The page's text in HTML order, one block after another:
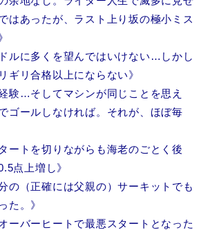
はあったが、ラスト上り坂の極小ミス
ルに多くを望んではいけない…しかし
ギリ合格以上にならない》
験…そしてマシンが同じことを思え
ゴールしなければ。それが、ほぼ毎
ートを切りながらも海老のごとく後
点上増し》
の（正確には父親の）サーキットでも
た。》
ーバーヒートで最悪スタートとなった